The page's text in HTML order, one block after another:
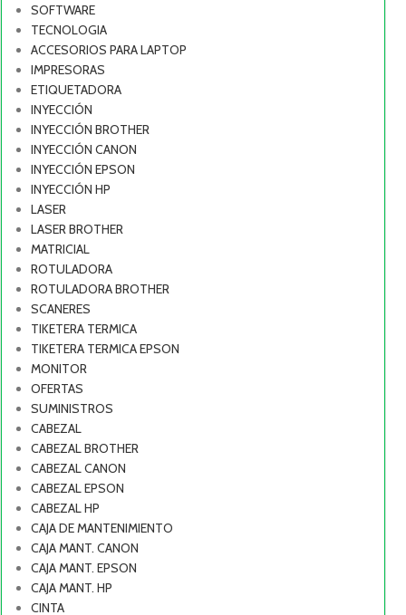
SOFTWARE
TECNOLOGIA
ACCESORIOS PARA LAPTOP
IMPRESORAS
ETIQUETADORA
INYECCIÓN
INYECCIÓN BROTHER
INYECCIÓN CANON
INYECCIÓN EPSON
INYECCIÓN HP
LASER
LASER BROTHER
MATRICIAL
ROTULADORA
ROTULADORA BROTHER
SCANERES
TIKETERA TERMICA
TIKETERA TERMICA EPSON
MONITOR
OFERTAS
SUMINISTROS
CABEZAL
CABEZAL BROTHER
CABEZAL CANON
CABEZAL EPSON
CABEZAL HP
CAJA DE MANTENIMIENTO
CAJA MANT. CANON
CAJA MANT. EPSON
CAJA MANT. HP
CINTA